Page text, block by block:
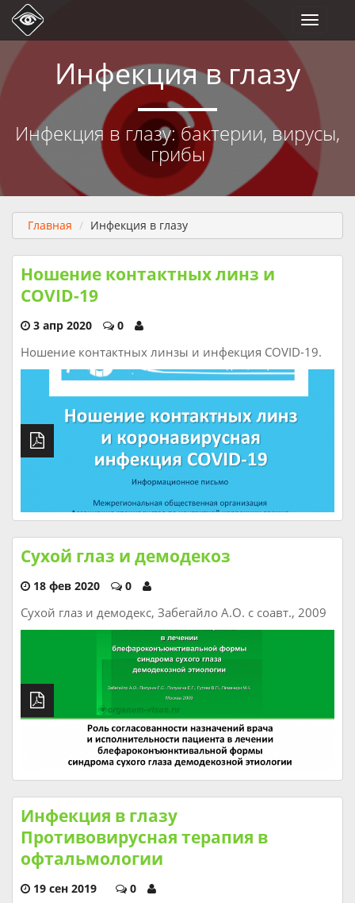
Инфекция в глазу
Инфекция в глазу: бактерии, вирусы,
грибы
Toggle
Главная Инфекция в глазу
Ношение контактных линз и
COVID-19
3 апр 2020 0
Ношение контактных линзы и инфекция COVID-19.
Сухой глаз и демодекоз
18 фев 2020 0
Сухой глаз и демодекс, Забегайло А.О. с соавт., 2009
Инфекция в глазу
Противовирусная терапия в
офтальмологии
19 сен 2019 0